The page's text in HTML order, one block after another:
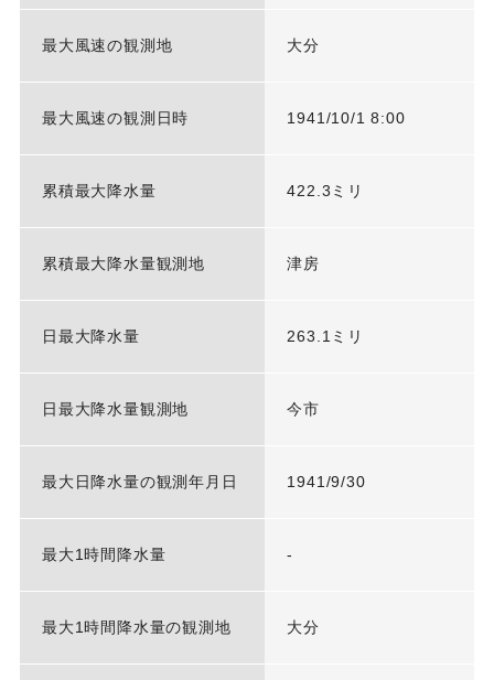
最大風速の観測地 大分
最大風速の観測日時 1941/10/1 8:00
累積最大降水量 422.3ミリ
累積最大降水量観測地 津房
日最大降水量 263.1ミリ
日最大降水量観測地 今市
最大日降水量の観測年月日 1941/9/30
最大1時間降水量 -
最大1時間降水量の観測地 大分